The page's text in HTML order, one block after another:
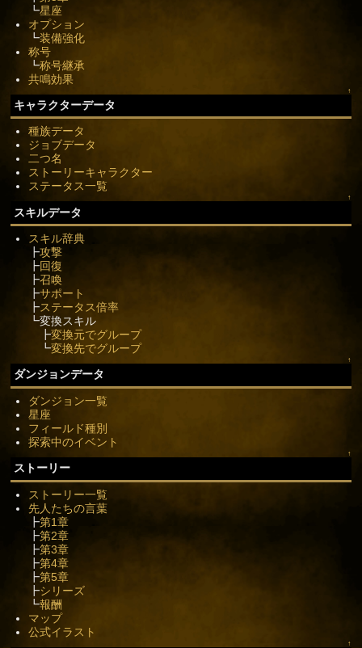
┗星座
オプション
┗装備強化
称号
┗称号継承
共鳴効果
↑
キャラクターデータ
種族データ
ジョブデータ
二つ名
ストーリーキャラクター
ステータス一覧
↑
スキルデータ
スキル辞典
┣攻撃
┣回復
┣召喚
┣サポート
┣ステータス倍率
┗変換スキル
┣変換元でグループ
┗変換先でグループ
↑
ダンジョンデータ
ダンジョン一覧
星座
フィールド種別
探索中のイベント
↑
ストーリー
ストーリー一覧
先人たちの言葉
┣第1章
┣第2章
┣第3章
┣第4章
┣第5章
┣シリーズ
┗報酬
マップ
公式イラスト
↑